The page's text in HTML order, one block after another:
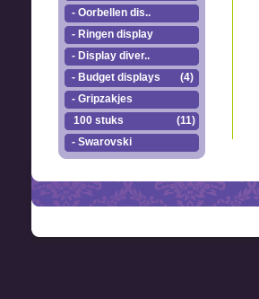
- Oorbellen dis..
- Ringen display
- Display diver..
- Budget displays
(4)
- Gripzakjes
100 stuks
(11)
- Swarovski